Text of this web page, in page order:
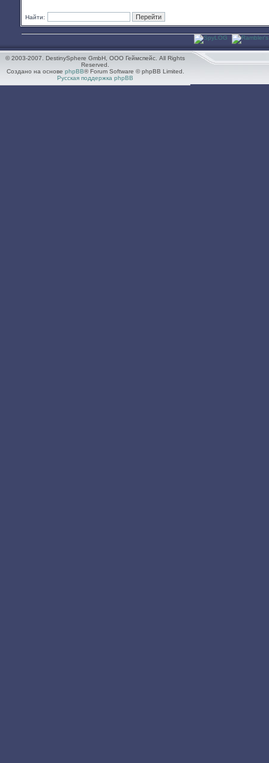
Найти:
© 2003-2007. DestinySphere GmbH, ООО Геймспейс. All Rights
Reserved.
Создано на основе phpBB® Forum Software © phpBB Limited.
Русская поддержка phpBB